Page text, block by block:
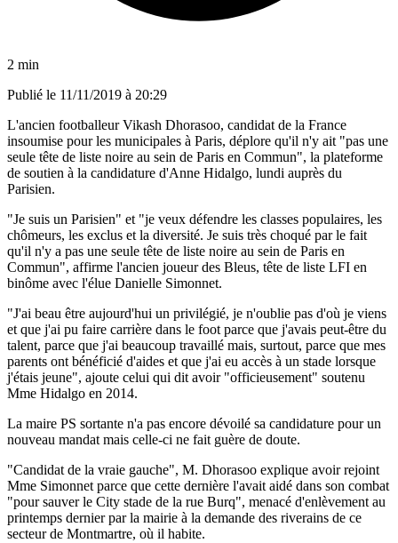
2 min
Publié le 11/11/2019 à 20:29
L'ancien footballeur Vikash Dhorasoo, candidat de la France
insoumise pour les municipales à Paris, déplore qu'il n'y ait "pas une
seule tête de liste noire au sein de Paris en Commun", la plateforme
de soutien à la candidature d'Anne Hidalgo, lundi auprès du
Parisien.
"Je suis un Parisien" et "je veux défendre les classes populaires, les
chômeurs, les exclus et la diversité. Je suis très choqué par le fait
qu'il n'y a pas une seule tête de liste noire au sein de Paris en
Commun", affirme l'ancien joueur des Bleus, tête de liste LFI en
binôme avec l'élue Danielle Simonnet.
"J'ai beau être aujourd'hui un privilégié, je n'oublie pas d'où je viens
et que j'ai pu faire carrière dans le foot parce que j'avais peut-être du
talent, parce que j'ai beaucoup travaillé mais, surtout, parce que mes
parents ont bénéficié d'aides et que j'ai eu accès à un stade lorsque
j'étais jeune", ajoute celui qui dit avoir "officieusement" soutenu
Mme Hidalgo en 2014.
La maire PS sortante n'a pas encore dévoilé sa candidature pour un
nouveau mandat mais celle-ci ne fait guère de doute.
"Candidat de la vraie gauche", M. Dhorasoo explique avoir rejoint
Mme Simonnet parce que cette dernière l'avait aidé dans son combat
"pour sauver le City stade de la rue Burq", menacé d'enlèvement au
printemps dernier par la mairie à la demande des riverains de ce
secteur de Montmartre, où il habite.